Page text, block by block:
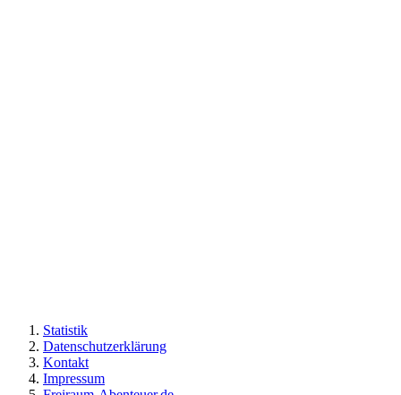
Statistik
Datenschutzerklärung
Kontakt
Impressum